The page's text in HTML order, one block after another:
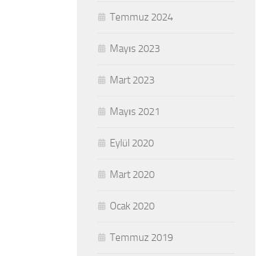
Temmuz 2024
Mayıs 2023
Mart 2023
Mayıs 2021
Eylül 2020
Mart 2020
Ocak 2020
Temmuz 2019